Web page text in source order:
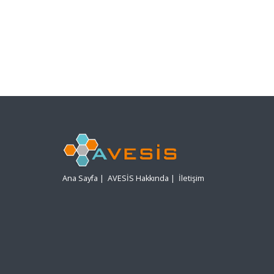
Ana Sayfa | AVESİS Hakkında | İletişim